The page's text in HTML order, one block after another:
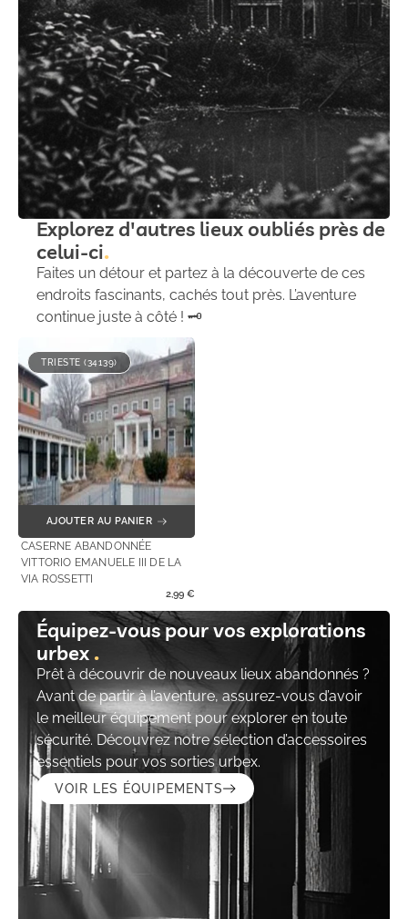
Explorez d'autres lieux oubliés près de
celui-ci
Faites un détour et partez à la découverte de ces
endroits fascinants, cachés tout près. L’aventure
continue juste à côté ! 🗝️
TRIESTE (34139)
AJOUTER AU PANIER
CASERNE ABANDONNÉE
VITTORIO EMANUELE III DE LA
VIA ROSSETTI
2,99 €
Équipez-vous pour vos explorations
urbex
Prêt à découvrir de nouveaux lieux abandonnés ?
Avant de partir à l’aventure, assurez-vous d’avoir
le meilleur équipement pour explorer en toute
sécurité. Découvrez notre sélection d’accessoires
essentiels pour vos sorties urbex.
VOIR LES ÉQUIPEMENTS